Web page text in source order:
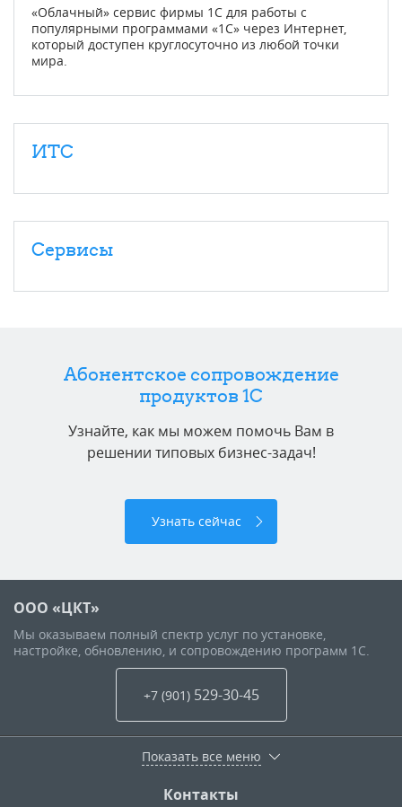
«Облачный» сервис фирмы 1С для работы с
популярными программами «1С» через Интернет,
который доступен круглосуточно из любой точки
мира.
ИТС
Сервисы
Абонентское сопровождение
продуктов 1C
Узнайте, как мы можем помочь Вам в
решении типовых бизнес-задач!
Узнать сейчас
ООО «ЦКТ»
Мы оказываем полный спектр услуг по установке,
настройке, обновлению, и сопровождению программ 1С.
+7 (901) 529-30-45
Показать все меню
Контакты